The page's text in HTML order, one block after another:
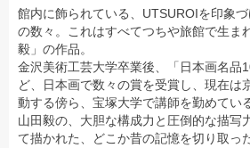
館内に飾られている、UTSUROIを印象づ
の数々。これはすべてつちや旅館で生ま
毅」の作品。
金沢美術工芸大学卒業後、「日本画名品
ど、日本画で数々の賞を受賞し、現在は
動する傍ら、宝塚大学で講師を勤めている
山田毅の、大胆な構成力と圧倒的な描写
て描かれた、どこか昔の記憶を切り取っ